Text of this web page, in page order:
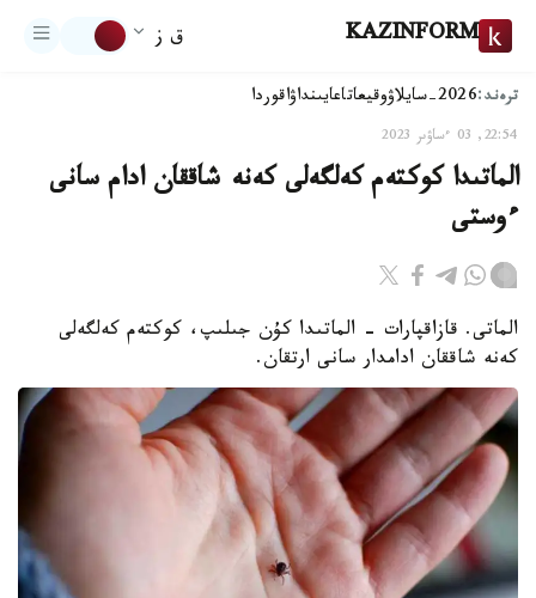
KAZINFORM ق ز
ترەند:2026-سايلاۋ وقيعاتاعايىنداۋاقوردا
22:54, 03 ءساۋىر 2023
الماتىدا كوكتەم كەلگەلى كەنە شاققان ادام سانى
ءوستى
الماتى. قازاقپارات - الماتىدا كۇن جىلىپ، كوكتەم كەلگەلى
كەنە شاققان ادامدار سانى ارتقان.